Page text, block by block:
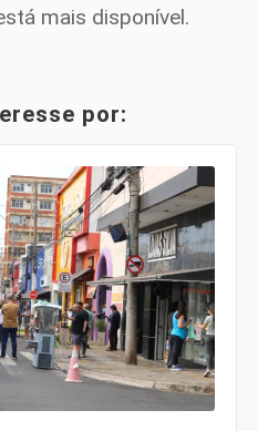
mais disponível.
por: